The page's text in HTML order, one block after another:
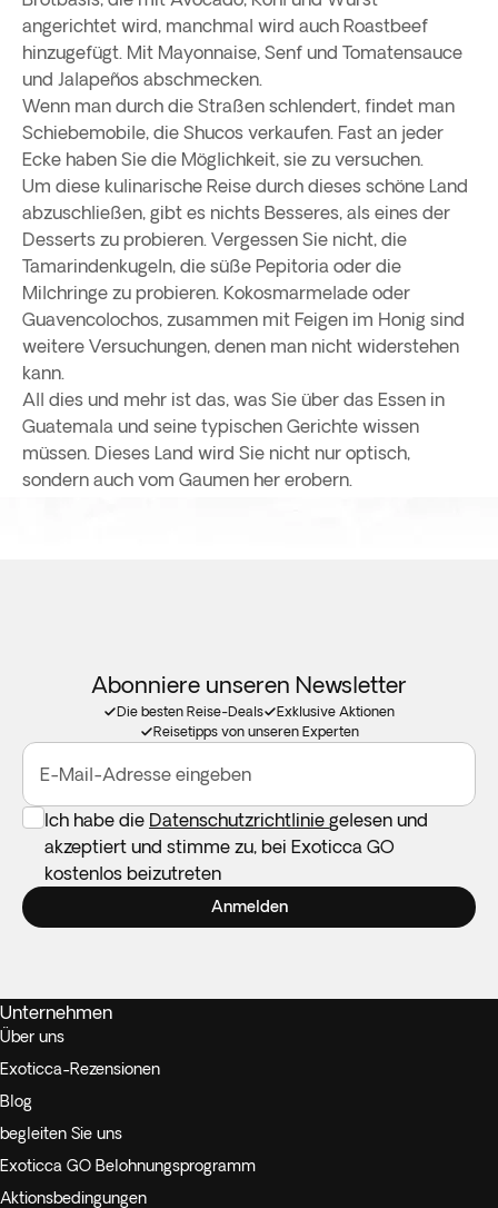
angerichtet wird, manchmal wird auch Roastbeef
hinzugefügt. Mit Mayonnaise, Senf und Tomatensauce
und Jalapeños abschmecken.
Wenn man durch die Straßen schlendert, findet man
Schiebemobile, die Shucos verkaufen. Fast an jeder
Ecke haben Sie die Möglichkeit, sie zu versuchen.
Um diese kulinarische Reise durch dieses schöne Land
abzuschließen, gibt es nichts Besseres, als eines der
Desserts zu probieren. Vergessen Sie nicht, die
Tamarindenkugeln, die süße Pepitoria oder die
Milchringe zu probieren. Kokosmarmelade oder
Guavencolochos, zusammen mit Feigen im Honig sind
weitere Versuchungen, denen man nicht widerstehen
kann.
All dies und mehr ist das, was Sie über das Essen in
Guatemala und seine typischen Gerichte wissen
müssen. Dieses Land wird Sie nicht nur optisch,
sondern auch vom Gaumen her erobern.
Abonniere unseren Newsletter
Die besten Reise-Deals
Exklusive Aktionen
Reisetipps von unseren Experten
E-Mail-Adresse eingeben
Ich habe die Datenschutzrichtlinie gelesen und
akzeptiert und stimme zu, bei Exoticca GO
kostenlos beizutreten
Anmelden
Unternehmen
Über uns
Exoticca-Rezensionen
Blog
begleiten Sie uns
Exoticca GO Belohnungsprogramm
Aktionsbedingungen